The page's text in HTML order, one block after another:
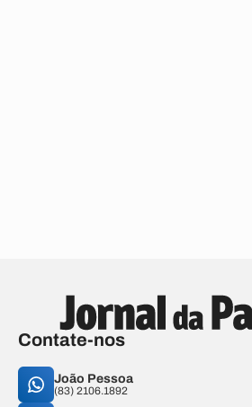
Contate-nos
João Pessoa
(83) 2106.1892